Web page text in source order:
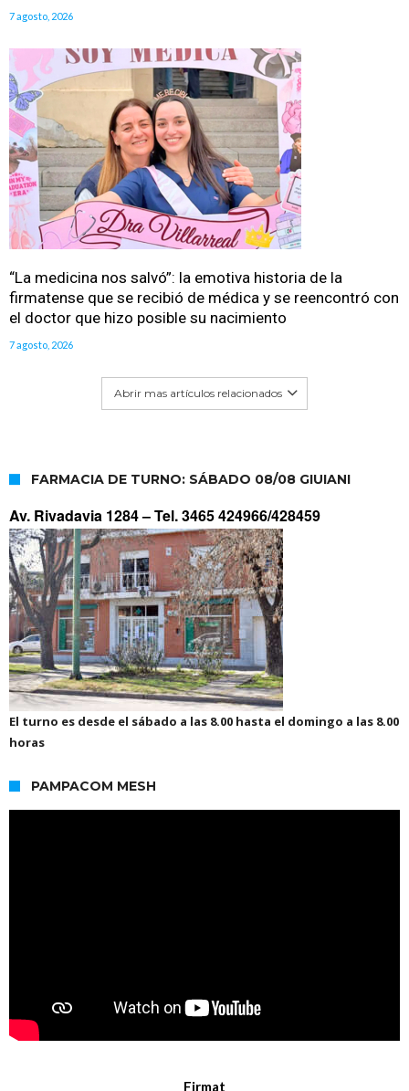
7 agosto, 2026
“La medicina nos salvó”: la emotiva historia de la
firmatense que se recibió de médica y se reencontró con
el doctor que hizo posible su nacimiento
7 agosto, 2026
Abrir mas artículos relacionados
FARMACIA DE TURNO: SÁBADO 08/08 GIUIANI
Av. Rivadavia 1284 –Tel. 3465 424966/428459
El turno es desde el sábado a las 8.00 hasta el domingo a las 8.00
horas
PAMPACOM MESH
Firmat